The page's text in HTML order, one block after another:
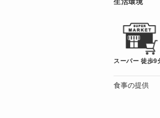
スーパー 徒歩9
食事の提供